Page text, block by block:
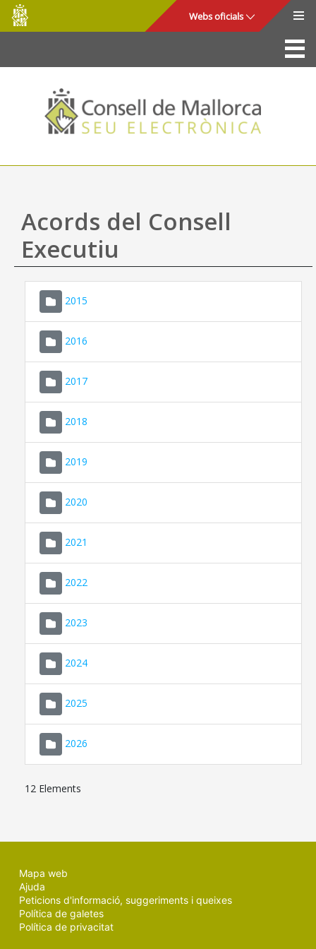
Salta al contingut principal
Consell
de
Mallorca
Webs oficials
La Seu
Consell de Mallorca
Accés i seguretat
Utilitats
Ajuda
Acords del Consell
Executiu
2015
2016
2017
2018
2019
2020
2021
2022
2023
2024
2025
2026
12 Elements
Mapa web
Ajuda
Peticions d'informació, suggeriments i queixes
Política de galetes
Política de privacitat